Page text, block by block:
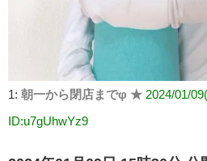
1: 朝一から閉店までφ ★ 2024/01/
ID:u7gUhwYz9